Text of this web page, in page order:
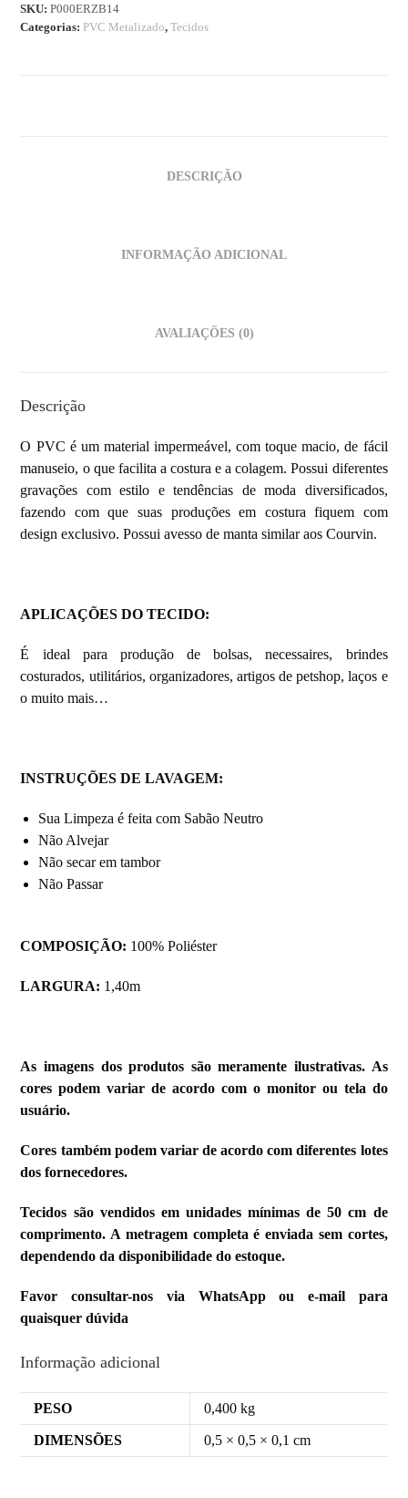
SKU:P000ERZB14
Categorias: PVC Metalizado,Tecidos
DESCRIÇÃO
INFORMAÇÃO ADICIONAL
AVALIAÇÕES (0)
Descrição
O PVC é um material impermeável, com toque macio, de fácil
manuseio, o que facilita a costura e a colagem. Possui diferentes
gravações com estilo e tendências de moda diversificados,
fazendo com que suas produções em costura fiquem com
design exclusivo. Possui avesso de manta similar aos Courvin.
APLICAÇÕES DO TECIDO:
É ideal para produção de bolsas, necessaires, brindes
costurados, utilitários, organizadores, artigos de petshop, laços e
o muito mais…
INSTRUÇÕES DE LAVAGEM:
Sua Limpeza é feita com Sabão Neutro
Não Alvejar
Não secar em tambor
Não Passar
COMPOSIÇÃO: 100% Poliéster
LARGURA: 1,40m
As imagens dos produtos são meramente ilustrativas. As
cores podem variar de acordo com o monitor ou tela do
usuário.
Cores também podem variar de acordo com diferentes lotes
dos fornecedores.
Tecidos são vendidos em unidades mínimas de 50 cm de
comprimento. A metragem completa é enviada sem cortes,
dependendo da disponibilidade do estoque.
Favor consultar-nos via WhatsApp ou e-mail para
quaisquer dúvida
Informação adicional
PESO 0,400 kg
DIMENSÕES 0,5 × 0,5 × 0,1 cm